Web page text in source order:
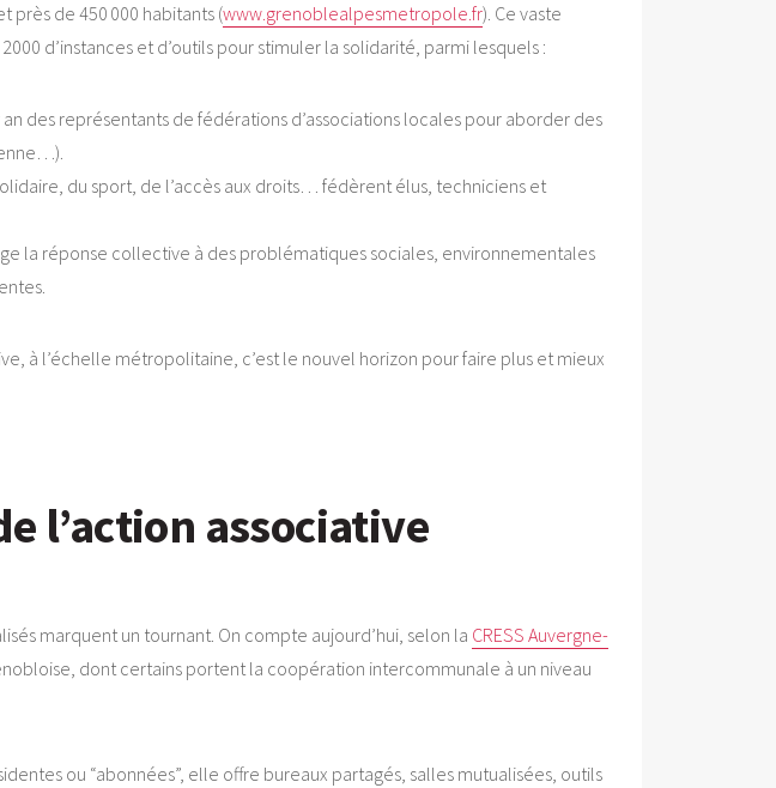
près de 450 000 habitants (www.grenoblealpesmetropole.fr). Ce vaste
d’instances et d’outils pour stimuler la solidarité, parmi lesquels :
des représentants de fédérations d’associations locales pour aborder des
du sport, de l’accès aux droits… fédèrent élus, techniciens et
la réponse collective à des problématiques sociales, environnementales
à l’échelle métropolitaine, c’est le nouvel horizon pour faire plus et mieux
l’action associative
marquent un tournant. On compte aujourd’hui, selon la CRESS Auvergne-
dont certains portent la coopération intercommunale à un niveau
ou “abonnées”, elle offre bureaux partagés, salles mutualisées, outils